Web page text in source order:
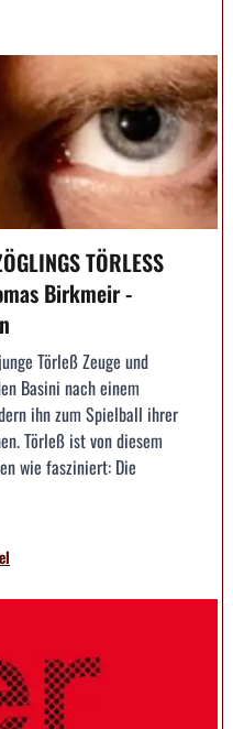
TÖRLESS
Birkmeir -
Törleß Zeuge und
Basini nach einem
ihn zum Spielball ihrer
Törleß ist von diesem
wie fasziniert: Die